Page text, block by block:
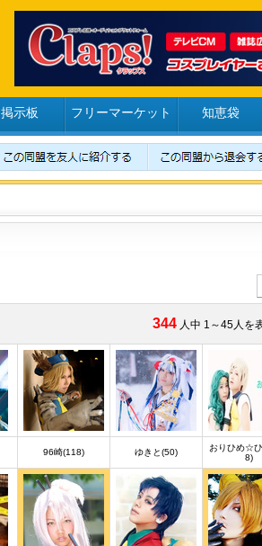
掲示板 フリーマーケット 知恵袋
344 人中 1～45人を
96崎(118) ゆきと(50)
おりひめ☆
8)